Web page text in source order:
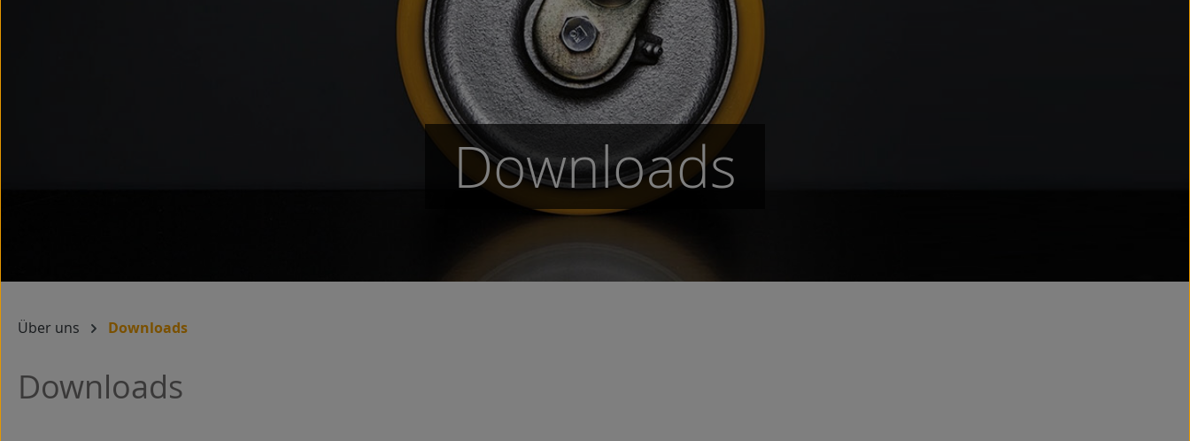
Über uns Downloads
Downloads
Downloads